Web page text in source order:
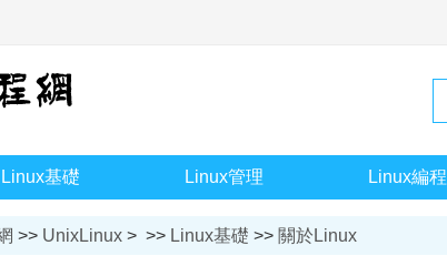
Linux基礎 Linux管理 Linux編程
>> UnixLinux > >> Linux基礎 >> 關於Linux